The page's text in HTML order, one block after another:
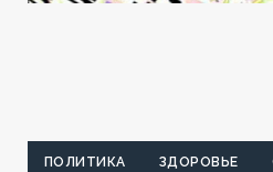
ПОЛИТИКА ЗДОРОВЬЕ